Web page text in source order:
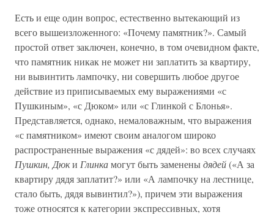
Есть и еще один вопрос, естественно вытекающий из
всего вышеизложенного: «Почему памятник?». Самый
простой ответ заключен, конечно, в том очевидном факте,
что памятник никак не может ни заплатить за квартиру,
ни вывинтить лампочку, ни совершить любое другое
действие из приписываемых ему выражениями «с
Пушкиным», «с Дюком» или «с Глинкой с Блонья».
Представляется, однако, немаловажным, что выражения
«с памятником» имеют своим аналогом широко
распространенные выражения «с дядей»: во всех случаях
Пушкин, Дюки Глинкамогут быть замененыдядей(«А за
квартиру дядя заплатит?» или «А лампочку на лестнице,
стало быть, дядя вывинтил?»), причем эти выражения
тоже относятся к категории экспрессивных, хотя